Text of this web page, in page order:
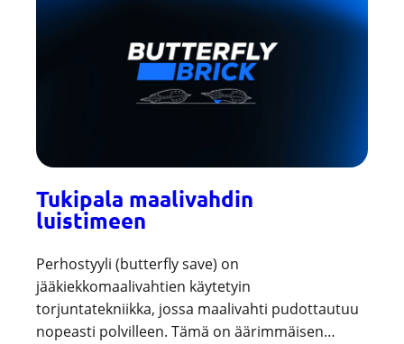
Tukipala maalivahdin
luistimeen
Perhostyyli (butterfly save) on
jääkiekkomaalivahtien käytetyin
torjuntatekniikka, jossa maalivahti pudottautuu
nopeasti polvilleen. Tämä on äärimmäisen…